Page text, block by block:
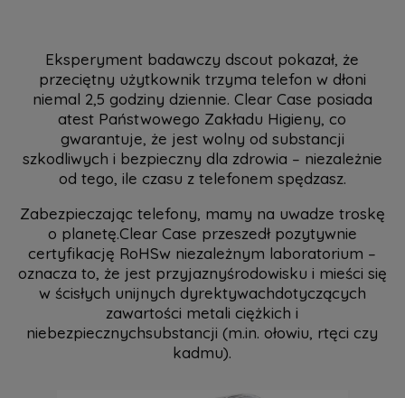
Eksperyment badawczy dscout pokazał, że
przeciętny użytkownik trzyma telefon w dłoni
niemal 2,5 godziny dziennie. Clear Case posiada
atest Państwowego Zakładu Higieny, co
gwarantuje, że jest wolny od substancji
szkodliwych i bezpieczny dla zdrowia – niezależnie
od tego, ile czasu z telefonem spędzasz.
Zabezpieczając telefony, mamy na uwadze troskę
o planetę.Clear Case przeszedł pozytywnie
certyfikację RoHSw niezależnym laboratorium –
oznacza to, że jest przyjaznyśrodowisku i mieści się
w ścisłych unijnych dyrektywachdotyczących
zawartości metali ciężkich i
niebezpiecznychsubstancji (m.in. ołowiu, rtęci czy
kadmu).